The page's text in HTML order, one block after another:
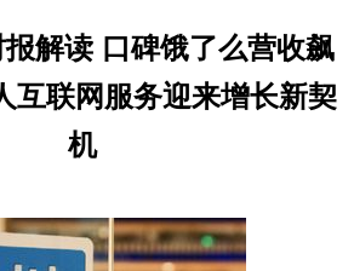
解读 口碑饿了么营收飙
互联网服务迎来增长新契
机